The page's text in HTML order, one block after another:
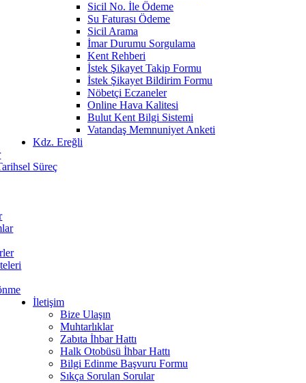
Sicil No. İle Ödeme
Su Faturası Ödeme
Sicil Arama
İmar Durumu Sorgulama
Kent Rehberi
İstek Şikayet Takip Formu
İstek Şikayet Bildirim Formu
Nöbetçi Eczaneler
Online Hava Kalitesi
Bulut Kent Bilgi Sistemi
Vatandaş Memnuniyet Anketi
Kdz. Ereğli
Süreç
İletişim
Bize Ulaşın
Muhtarlıklar
Zabıta İhbar Hattı
Halk Otobüsü İhbar Hattı
Bilgi Edinme Başvuru Formu
Sıkça Sorulan Sorular